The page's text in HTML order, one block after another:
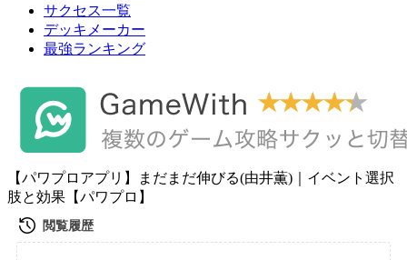
サクセス一覧
デッキメーカー
最強ランキング
【パワプロアプリ】まだまだ伸びる(由井薫)｜イベント選択
肢と効果【パワプロ】